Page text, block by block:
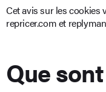
Cet avis sur les cookies
repricer.com et
Que